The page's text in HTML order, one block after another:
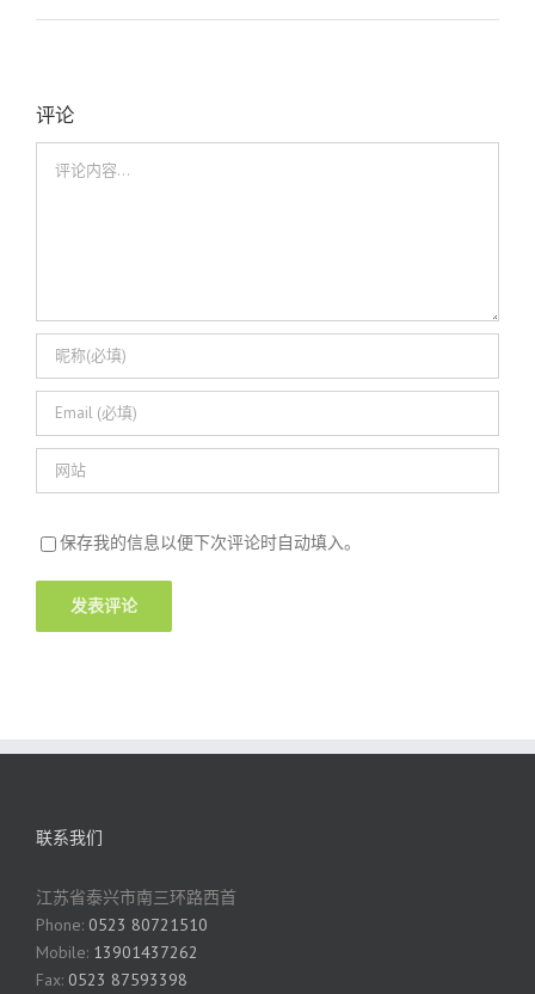
评论
保存我的信息以便下次评论时自动填入。
联系我们
江苏省泰兴市南三环路西首
Phone: 0523 80721510
Mobile: 13901437262
Fax: 0523 87593398